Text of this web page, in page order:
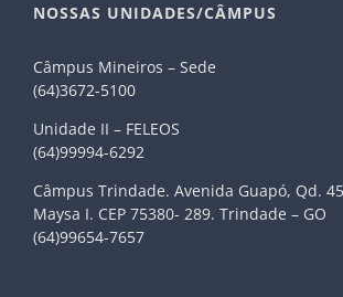
NOSSAS UNIDADES/CÂMPUS
Câmpus Mineiros – Sede
(64)3672-5100
Unidade II – FELEOS
(64)99994-6292
Câmpus Trindade. Avenida Guapó, Qd.
Maysa I. CEP 75380- 289. Trindade – GO
(64)99654-7657